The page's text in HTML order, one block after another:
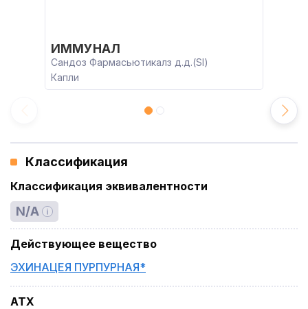
ИММУНАЛ
Сандоз Фармасьютикалз д.д.(SI)
Капли
Классификация
Классификация эквивалентности
N/A
Действующее вещество
ЭХИНАЦЕЯ ПУРПУРНАЯ*
ATX